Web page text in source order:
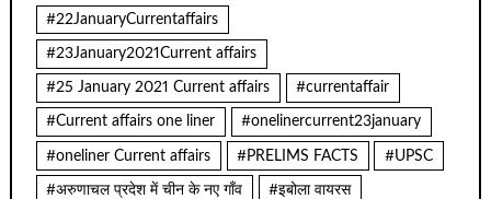
#22JanuaryCurrentaffairs
#23January2021Current affairs
#25 January 2021 Current affairs #currentaffair
#Current affairs one liner #onelinercurrent23january
#oneliner Current affairs #PRELIMS FACTS #UPSC
#अरुणाचल प्रदेश में चीन के नए गाँव #इबोला वायरस